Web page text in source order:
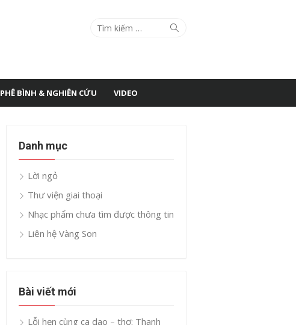
Search
Search
PHÊ BÌNH & NGHIÊN CỨU VIDEO
Danh mục
Lời ngỏ
Thư viện giai thoại
Nhạc phẩm chưa tìm được thông tin
Liên hệ Vàng Son
Bài viết mới
Lỗi hẹn cùng ca dao – thơ: Thanh